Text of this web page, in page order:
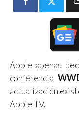
Apple apenas
conferencia
actualización
Apple TV.